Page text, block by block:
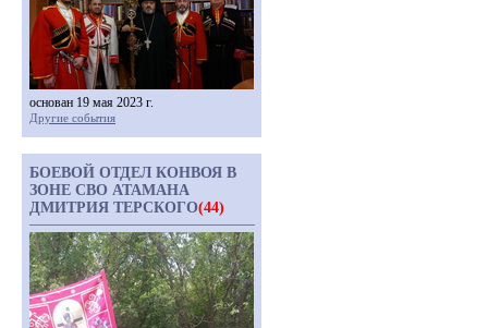
основан 19 мая 2023 г.
Другие события
БОЕВОЙ ОТДЕЛ КОНВОЯ В
ЗОНЕ СВО АТАМАНА
ДМИТРИЯ ТЕРСКОГО(44)